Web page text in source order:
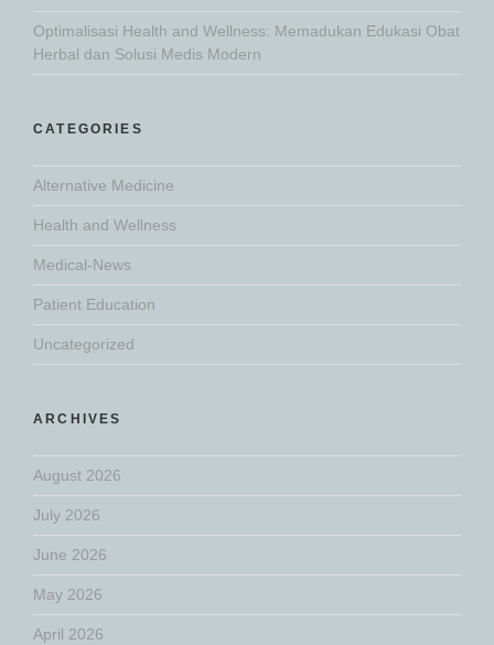
Optimalisasi Health and Wellness: Memadukan Edukasi Obat
Herbal dan Solusi Medis Modern
CATEGORIES
Alternative Medicine
Health and Wellness
Medical-News
Patient Education
Uncategorized
ARCHIVES
August 2026
July 2026
June 2026
May 2026
April 2026